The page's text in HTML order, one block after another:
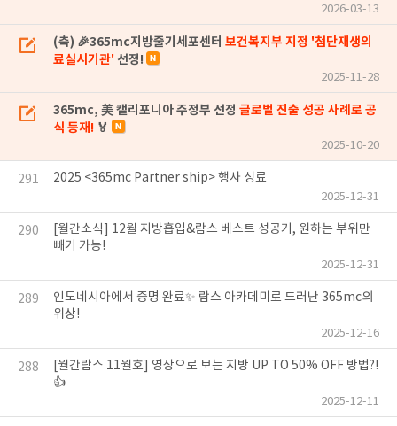
2026-03-13
(축) 🎉365mc지방줄기세포센터 보건복지부 지정 '첨단재생의
료실시기관' 선정!
2025-11-28
365mc, 美 캘리포니아 주정부 선정 글로벌 진출 성공 사례로 공
식 등재! 🏅
2025-10-20
291 2025 <365mc Partner ship> 행사 성료
2025-12-31
290
[월간소식] 12월 지방흡입&람스 베스트 성공기, 원하는 부위만
빼기 가능!
2025-12-31
289
인도네시아에서 증명 완료✨ 람스 아카데미로 드러난 365mc의
위상!
2025-12-16
288
[월간람스 11월호] 영상으로 보는 지방 UP TO 50% OFF 방법?!
👍
2025-12-11